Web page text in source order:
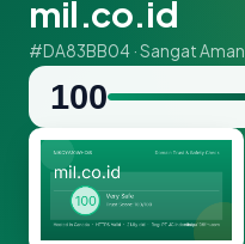
mil.co.id
#DA83BB04 · Sangat Aman
100